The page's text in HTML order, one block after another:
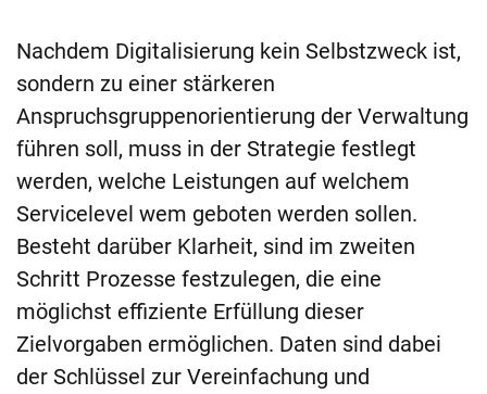
Nachdem Digitalisierung kein Selbstzweck ist,
sondern zu einer stärkeren
Anspruchsgruppenorientierung der Verwaltung
führen soll, muss in der Strategie festlegt
werden, welche Leistungen auf welchem
Servicelevel wem geboten werden sollen.
Besteht darüber Klarheit, sind im zweiten
Schritt Prozesse festzulegen, die eine
möglichst effiziente Erfüllung dieser
Zielvorgaben ermöglichen. Daten sind dabei
der Schlüssel zur Vereinfachung und